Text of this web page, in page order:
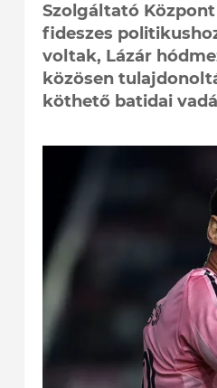
Szolgáltató
fideszes
voltak, Lázár
közösen
köthető batidai